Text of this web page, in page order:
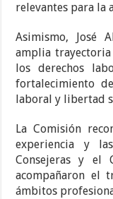
relevantes para la
Asimismo, José
amplia trayectoria
los derechos
fortalecimiento
laboral y libertad
La Comisión
experiencia y
Consejeras y el
acompañaron el
ámbitos